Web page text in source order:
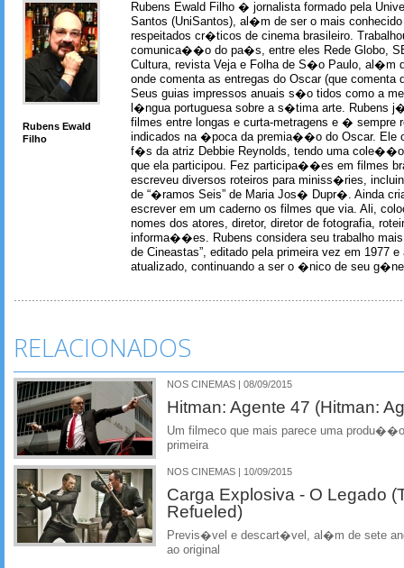
Rubens Ewald
Filho
Rubens Ewald Filho � jornalista formado pela
Santos (UniSantos), al�m de ser o mais
respeitados cr�ticos de cinema brasileiro.
comunica��o do pa�s, entre eles Rede Globo,
Cultura, revista Veja e Folha de S�o Paulo, al�m
onde comenta as entregas do Oscar (que comenta
Seus guias impressos anuais s�o tidos como a
l�ngua portuguesa sobre a s�tima arte. Rubens
filmes entre longas e curta-metragens e � sempre
indicados na �poca da premia��o do Oscar. Ele
f�s da atriz Debbie Reynolds, tendo uma
que ela participou. Fez participa��es em filmes
escreveu diversos roteiros para miniss�ries,
de “�ramos Seis” de Maria Jos� Dupr�. Ainda
escrever em um caderno os filmes que via. Ali,
nomes dos atores, diretor, diretor de fotografia,
informa��es. Rubens considera seu trabalho
de Cineastas”, editado pela primeira vez em 1977 e
atualizado, continuando a ser o �nico de seu
RELACIONADOS
NOS CINEMAS | 08/09/2015
Hitman: Agente 47 (Hitman:
Um filmeco que mais parece uma
primeira
NOS CINEMAS | 10/09/2015
Carga Explosiva - O Legado
Refueled)
Previs�vel e descart�vel, al�m de sete
ao original